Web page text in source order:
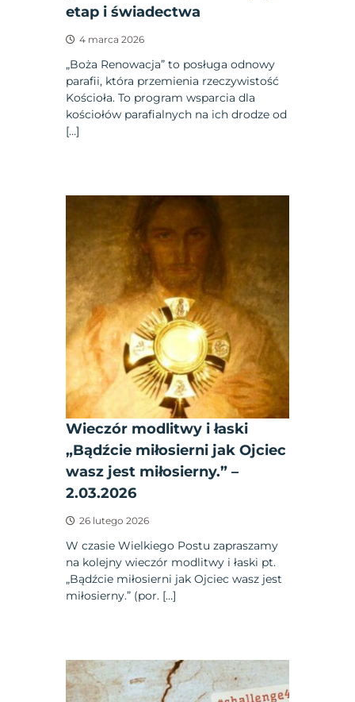
etap i świadectwa
4 marca 2026
„Boża Renowacja” to posługa odnowy
parafii, która przemienia rzeczywistość
Kościoła. To program wsparcia dla
kościołów parafialnych na ich drodze od
[…]
Wieczór modlitwy i łaski
„Bądźcie miłosierni jak Ojciec
wasz jest miłosierny.” –
2.03.2026
26 lutego 2026
W czasie Wielkiego Postu zapraszamy
na kolejny wieczór modlitwy i łaski pt.
„Bądźcie miłosierni jak Ojciec wasz jest
miłosierny.” (por. […]